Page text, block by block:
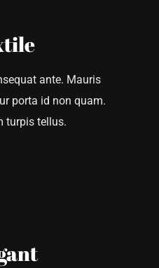
ante. Mauris
porta id non quam.
turpis tellus.